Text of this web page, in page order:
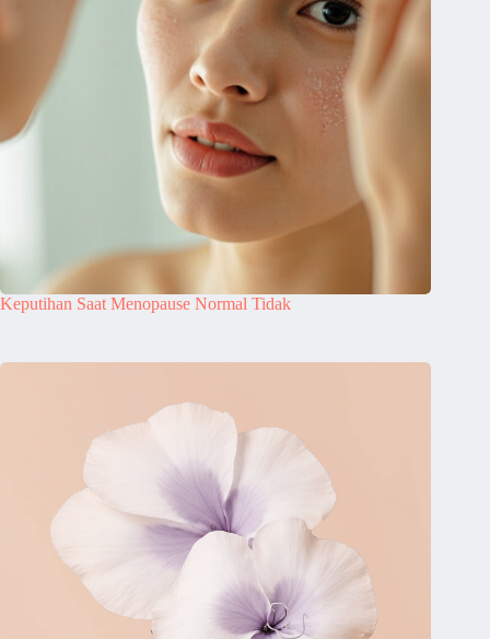
Keputihan Saat Menopause Normal Tidak